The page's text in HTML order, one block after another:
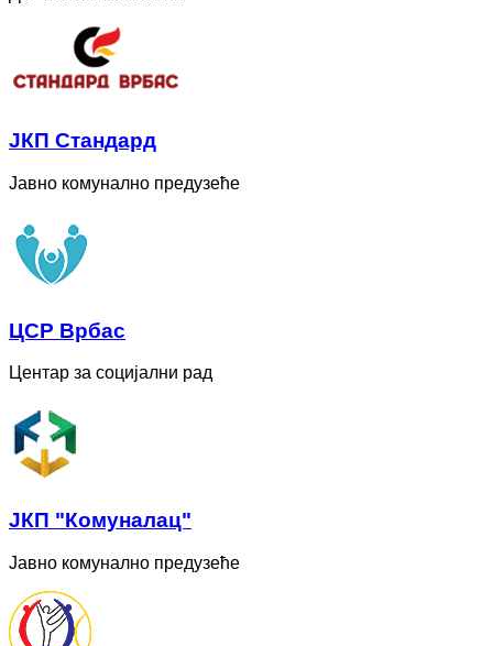
ЈКП Стандард
Јавно комунално предузеће
ЦСР Врбас
Центар за социјални рад
ЈКП "Комуналац"
Јавно комунално предузеће